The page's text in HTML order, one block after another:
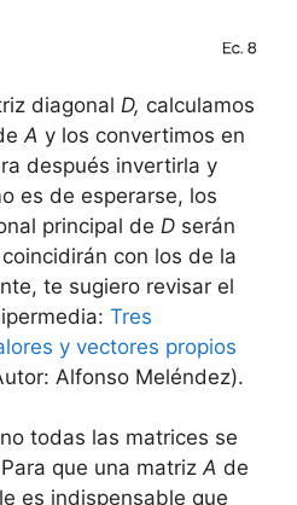
diagonal D, calculamos
A y los convertimos en
después invertirla y
es de esperarse, los
principal de D serán
con los de la
te sugiero revisar el
Tres
y vectores propios
Alfonso Meléndez).
todas las matrices se
que una matrizA de
es indispensable que